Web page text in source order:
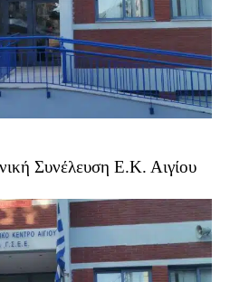
Συνέλευση Ε.Κ. Αιγίου